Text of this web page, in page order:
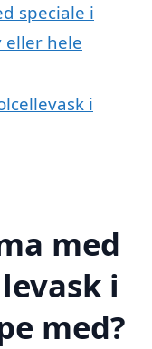
speciale i
eller hele
i
med
i
med?